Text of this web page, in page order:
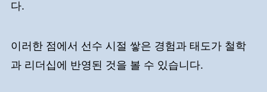
다.
이러한 점에서 선수 시절 쌓은 경험과 태도가 철학
과 리더십에 반영된 것을 볼 수 있습니다.